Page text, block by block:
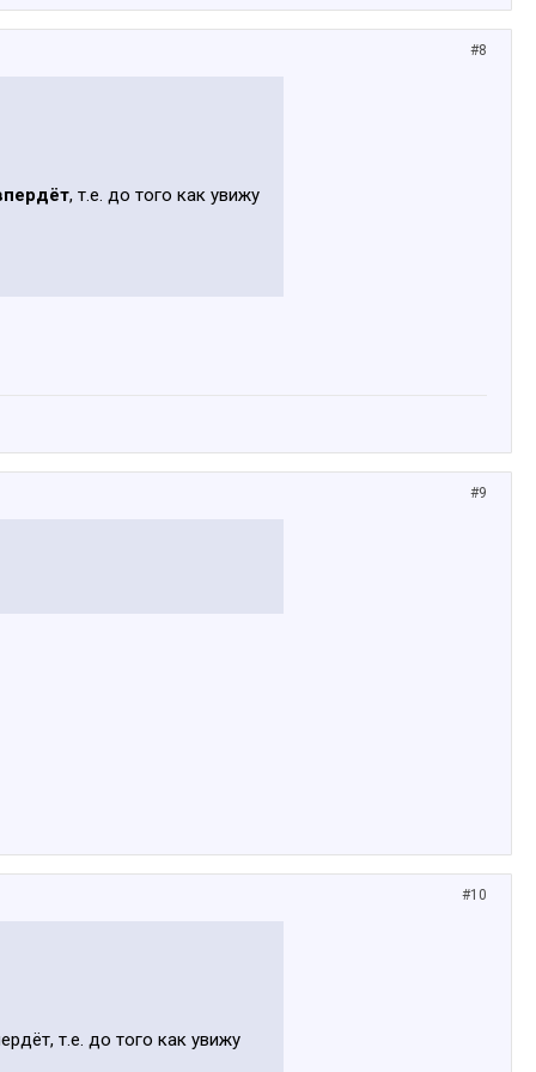
#8
, т.е. до того как увижу
#9
#10
т.е. до того как увижу